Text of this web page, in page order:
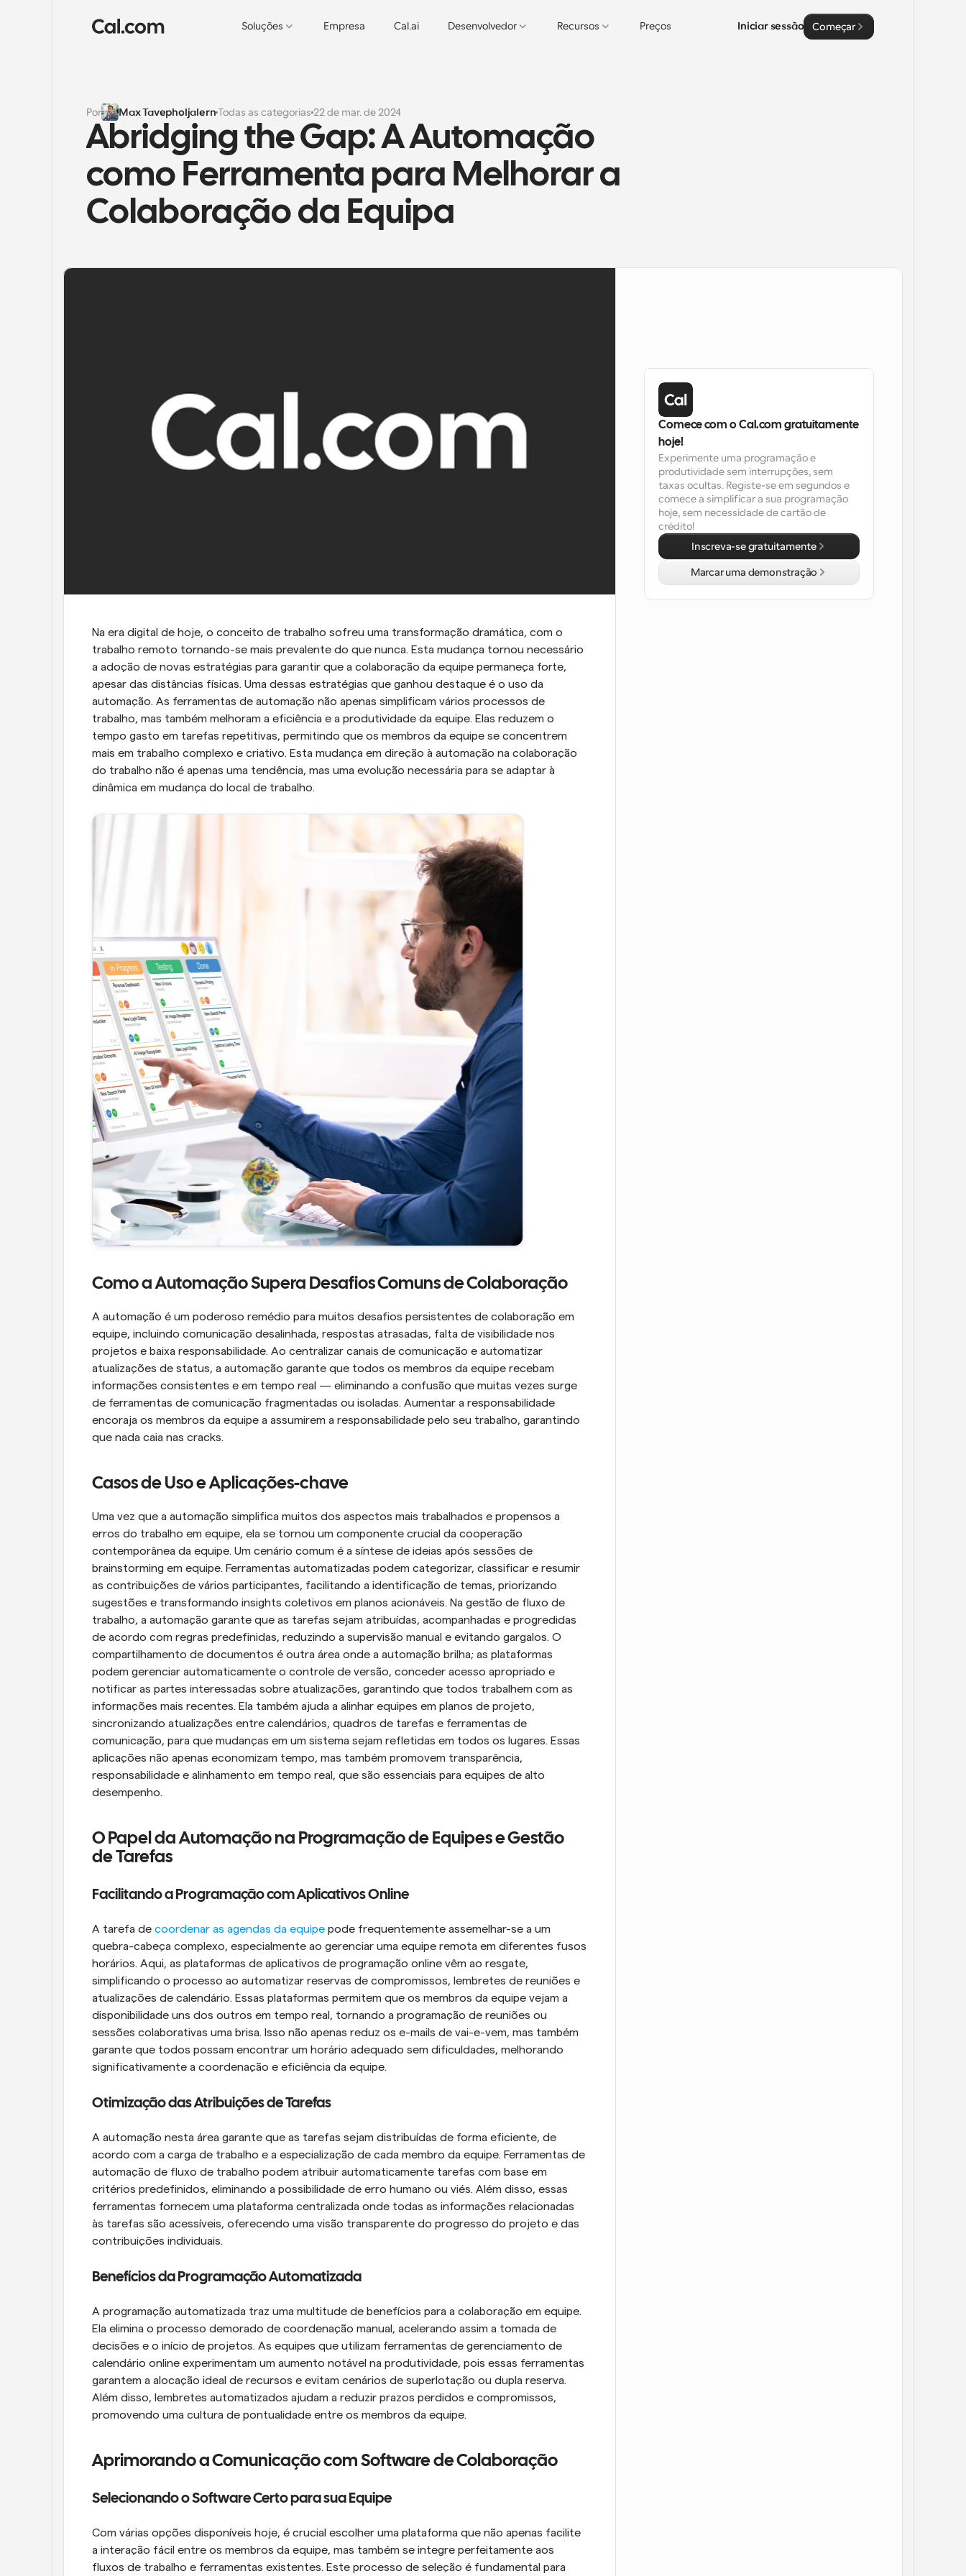
Soluções Empresa Cal.ai Desenvolvedor Recursos Preços Iniciar sessão Começar
Por Max TavepholjalernTodas as categorias 22 de mar. de 2024
Abridging the Gap: A Automação
como Ferramenta para Melhorar a
Colaboração da Equipa
Na era digital de hoje, o conceito de trabalho sofreu uma transformação dramática, com o
trabalho remoto tornando-se mais prevalente do que nunca. Esta mudança tornou necessário
a adoção de novas estratégias para garantir que a colaboração da equipe permaneça forte,
apesar das distâncias físicas. Uma dessas estratégias que ganhou destaque é o uso da
automação. As ferramentas de automação não apenas simplificam vários processos de
trabalho, mas também melhoram a eficiência e a produtividade da equipe. Elas reduzem o
tempo gasto em tarefas repetitivas, permitindo que os membros da equipe se concentrem
mais em trabalho complexo e criativo. Esta mudança em direção à automação na colaboração
do trabalho não é apenas uma tendência, mas uma evolução necessária para se adaptar à
dinâmica em mudança do local de trabalho.
Como a Automação Supera Desafios Comuns de Colaboração
A automação é um poderoso remédio para muitos desafios persistentes de colaboração em
equipe, incluindo comunicação desalinhada, respostas atrasadas, falta de visibilidade nos
projetos e baixa responsabilidade. Ao centralizar canais de comunicação e automatizar
atualizações de status, a automação garante que todos os membros da equipe recebam
informações consistentes e em tempo real — eliminando a confusão que muitas vezes surge
de ferramentas de comunicação fragmentadas ou isoladas. Aumentar a responsabilidade
encoraja os membros da equipe a assumirem a responsabilidade pelo seu trabalho, garantindo
que nada caia nas cracks.
Casos de Uso e Aplicações-chave
Uma vez que a automação simplifica muitos dos aspectos mais trabalhados e propensos a
erros do trabalho em equipe, ela se tornou um componente crucial da cooperação
contemporânea da equipe. Um cenário comum é a síntese de ideias após sessões de
brainstorming em equipe. Ferramentas automatizadas podem categorizar, classificar e resumir
as contribuições de vários participantes, facilitando a identificação de temas, priorizando
sugestões e transformando insights coletivos em planos acionáveis. Na gestão de fluxo de
trabalho, a automação garante que as tarefas sejam atribuídas, acompanhadas e progredidas
de acordo com regras predefinidas, reduzindo a supervisão manual e evitando gargalos. O
compartilhamento de documentos é outra área onde a automação brilha; as plataformas
podem gerenciar automaticamente o controle de versão, conceder acesso apropriado e
notificar as partes interessadas sobre atualizações, garantindo que todos trabalhem com as
informações mais recentes. Ela também ajuda a alinhar equipes em planos de projeto,
sincronizando atualizações entre calendários, quadros de tarefas e ferramentas de
comunicação, para que mudanças em um sistema sejam refletidas em todos os lugares. Essas
aplicações não apenas economizam tempo, mas também promovem transparência,
responsabilidade e alinhamento em tempo real, que são essenciais para equipes de alto
desempenho.
O Papel da Automação na Programação de Equipes e Gestão
de Tarefas
Facilitando a Programação com Aplicativos Online
A tarefa de coordenar as agendas da equipe pode frequentemente assemelhar-se a um
quebra-cabeça complexo, especialmente ao gerenciar uma equipe remota em diferentes fusos
horários. Aqui, as plataformas de aplicativos de programação online vêm ao resgate,
simplificando o processo ao automatizar reservas de compromissos, lembretes de reuniões e
atualizações de calendário. Essas plataformas permitem que os membros da equipe vejam a
disponibilidade uns dos outros em tempo real, tornando a programação de reuniões ou
sessões colaborativas uma brisa. Isso não apenas reduz os e-mails de vai-e-vem, mas também
garante que todos possam encontrar um horário adequado sem dificuldades, melhorando
significativamente a coordenação e eficiência da equipe.
Otimização das Atribuições de Tarefas
A automação nesta área garante que as tarefas sejam distribuídas de forma eficiente, de
acordo com a carga de trabalho e a especialização de cada membro da equipe. Ferramentas de
automação de fluxo de trabalho podem atribuir automaticamente tarefas com base em
critérios predefinidos, eliminando a possibilidade de erro humano ou viés. Além disso, essas
ferramentas fornecem uma plataforma centralizada onde todas as informações relacionadas
às tarefas são acessíveis, oferecendo uma visão transparente do progresso do projeto e das
contribuições individuais.
Benefícios da Programação Automatizada
A programação automatizada traz uma multitude de benefícios para a colaboração em equipe.
Ela elimina o processo demorado de coordenação manual, acelerando assim a tomada de
decisões e o início de projetos. As equipes que utilizam ferramentas de gerenciamento de
calendário online experimentam um aumento notável na produtividade, pois essas ferramentas
garantem a alocação ideal de recursos e evitam cenários de superlotação ou dupla reserva.
Além disso, lembretes automatizados ajudam a reduzir prazos perdidos e compromissos,
promovendo uma cultura de pontualidade entre os membros da equipe.
Aprimorando a Comunicação com Software de Colaboração
Selecionando o Software Certo para sua Equipe
Com várias opções disponíveis hoje, é crucial escolher uma plataforma que não apenas facilite
a interação fácil entre os membros da equipe, mas também se integre perfeitamente aos
fluxos de trabalho e ferramentas existentes. Este processo de seleção é fundamental para
Comece com o Cal.com gratuitamente
hoje!
Experimente uma programação e
produtividade sem interrupções, sem
taxas ocultas. Registe-se em segundos e
comece a simplificar a sua programação
hoje, sem necessidade de cartão de
crédito!
Inscreva-se gratuitamente
Marcar uma demonstração